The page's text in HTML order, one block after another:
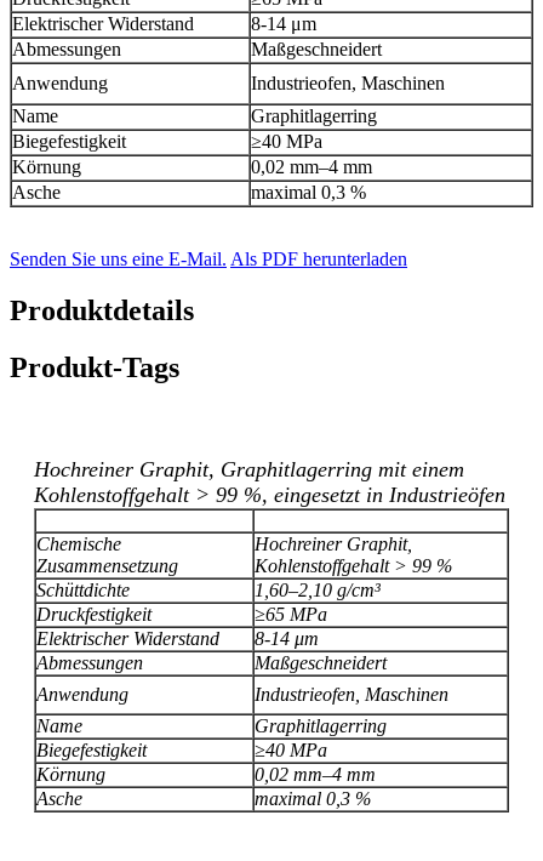
Elektrischer Widerstand
8-14 μm
Abmessungen
Maßgeschneidert
Anwendung
Industrieofen, Maschinen
Name
Graphitlagerring
Biegefestigkeit
≥40 MPa
Körnung
0,02 mm–4 mm
Asche
maximal 0,3 %
Senden Sie uns eine E-Mail. Als PDF herunterladen
Produktdetails
Produkt-Tags
Hochreiner Graphit, Graphitlagerring mit einem
Kohlenstoffgehalt > 99 %, eingesetzt in Industrieöfen
Chemische
Zusammensetzung
Hochreiner Graphit,
Kohlenstoffgehalt > 99 %
Schüttdichte
1,60–2,10 g/cm³
Druckfestigkeit
≥65 MPa
Elektrischer Widerstand
8-14 μm
Abmessungen
Maßgeschneidert
Anwendung
Industrieofen, Maschinen
Name
Graphitlagerring
Biegefestigkeit
≥40 MPa
Körnung
0,02 mm–4 mm
Asche
maximal 0,3 %